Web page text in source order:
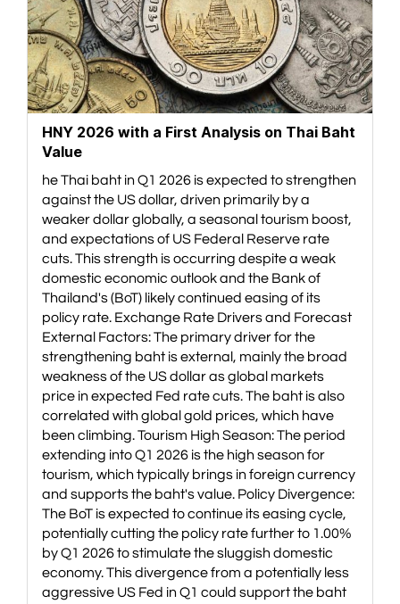
HNY 2026 with a First Analysis on Thai Baht
Value
he Thai baht in Q1 2026 is expected to strengthen
against the US dollar, driven primarily by a
weaker dollar globally, a seasonal tourism boost,
and expectations of US Federal Reserve rate
cuts. This strength is occurring despite a weak
domestic economic outlook and the Bank of
Thailand's (BoT) likely continued easing of its
policy rate. Exchange Rate Drivers and Forecast
External Factors: The primary driver for the
strengthening baht is external, mainly the broad
weakness of the US dollar as global markets
price in expected Fed rate cuts. The baht is also
correlated with global gold prices, which have
been climbing. Tourism High Season: The period
extending into Q1 2026 is the high season for
tourism, which typically brings in foreign currency
and supports the baht's value. Policy Divergence:
The BoT is expected to continue its easing cycle,
potentially cutting the policy rate further to 1.00%
by Q1 2026 to stimulate the sluggish domestic
economy. This divergence from a potentially less
aggressive US Fed in Q1 could support the baht